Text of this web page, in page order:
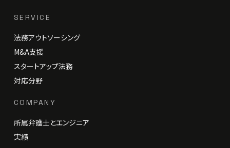
SERVICE
法務アウトソーシング
M&A支援
スタートアップ法務
対応分野
COMPANY
所属弁護士とエンジニア
実績